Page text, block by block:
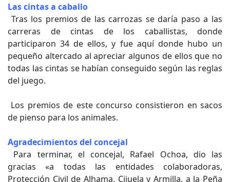
Las cintas a caballo
Tras los premios de las carrozas se daría paso a las
carreras de cintas de los caballistas, donde
participaron 34 de ellos, y fue aquí donde hubo un
pequeño altercado al apreciar algunos de ellos que no
todas las cintas se habían conseguido según las reglas
del juego.
Los premios de este concurso consistieron en sacos
de pienso para los animales.
Agradecimientos del concejal
Para terminar, el concejal, Rafael Ochoa, dio las
gracias «a todas las entidades colaboradoras,
Protección Civil de Alhama, Cijuela y Armilla, a la Peña